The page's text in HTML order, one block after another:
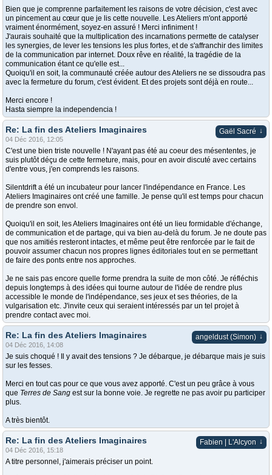
Bien que je comprenne parfaitement les raisons de votre décision, c'est avec
un pincement au cœur que je lis cette nouvelle. Les Ateliers m'ont apporté
vraiment énormément, soyez-en assuré ! Merci infiniment !
J'aurais souhaité que la multiplication des incarnations permette de catalyser
les synergies, de lever les tensions les plus fortes, et de s'affranchir des limites
de la communication par internet. Doux rêve en réalité, la tragédie de la
communication étant ce qu'elle est...
Quoiqu'il en soit, la communauté créée autour des Ateliers ne se dissoudra pas
avec la fermeture du forum, c'est évident. Et des projets sont déjà en route...
Merci encore !
Hasta siempre la independencia !
Gaël Sacré ↓
Re: La fin des Ateliers Imaginaires
04 Déc 2016, 12:05
C'est une bien triste nouvelle ! N'ayant pas été au coeur des mésententes, je
suis plutôt déçu de cette fermeture, mais, pour en avoir discuté avec certains
d'entre vous, j'en comprends les raisons.
Silentdrift a été un incubateur pour lancer l'indépendance en France. Les
Ateliers Imaginaires ont créé une famille. Je pense qu'il est temps pour chacun
de prendre son envol.
Quoiqu'il en soit, les Ateliers Imaginaires ont été un lieu formidable d'échange,
de communication et de partage, qui va bien au-delà du forum. Je ne doute pas
que nos amitiés resteront intactes, et même peut être renforcée par le fait de
pouvoir assumer chacun nos propres lignes éditoriales tout en se permettant
de faire des ponts entre nos approches.
Je ne sais pas encore quelle forme prendra la suite de mon côté. Je réfléchis
depuis longtemps à des idées qui tourne autour de l'idée de rendre plus
accessible le monde de l'indépendance, ses jeux et ses théories, de la
vulgarisation etc. J'invite ceux qui seraient intéressés par un tel projet à
prendre contact avec moi.
angeldust (Simon) ↓
Re: La fin des Ateliers Imaginaires
04 Déc 2016, 14:08
Je suis choqué ! Il y avait des tensions ? Je débarque, je débarque mais je suis
sur les fesses.
Merci en tout cas pour ce que vous avez apporté. C'est un peu grâce à vous
que Terres de Sang est sur la bonne voie. Je regrette ne pas avoir pu participer
plus.
A très bientôt.
Fabien | L'Alcyon ↓
Re: La fin des Ateliers Imaginaires
04 Déc 2016, 15:18
A titre personnel, j'aimerais préciser un point.